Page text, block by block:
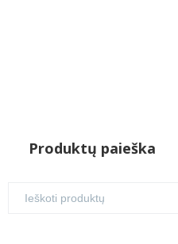
Produktų paieška